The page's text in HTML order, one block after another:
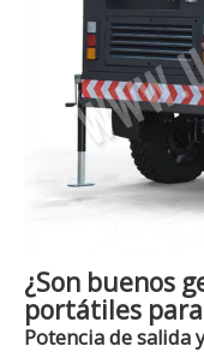
¿Son buenos
portátiles
Potencia de salida